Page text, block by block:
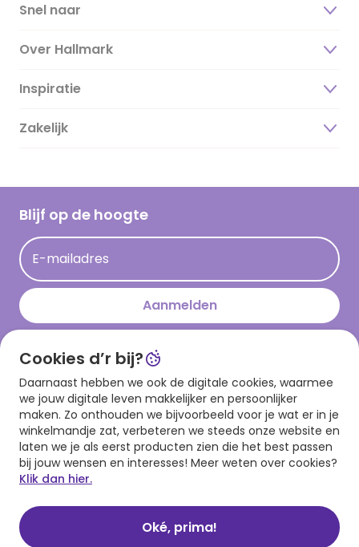
Snel naar
Over Hallmark
Over ons
Duurzaamheid
Hallmark Kaartclub
Acties
Persberichten
Hallmark en Kinderpostzegels
Inspiratie
Magazine
Cadeau inspiratie
Kaartinspiratie
Zakelijk
Blijf op de hoogte
E-mailadres
Aanmelden
Download onze app
Cookies d’r bij?
Daarnaast hebben we ook de digitale cookies, waarmee
we jouw digitale leven makkelijker en persoonlijker
maken. Zo onthouden we bijvoorbeeld voor je wat er in je
winkelmandje zat, verbeteren we steeds onze website en
laten we je als eerst producten zien die het best passen
bij jouw wensen en interesses! Meer weten over cookies?
Klik dan hier.
Oké, prima!